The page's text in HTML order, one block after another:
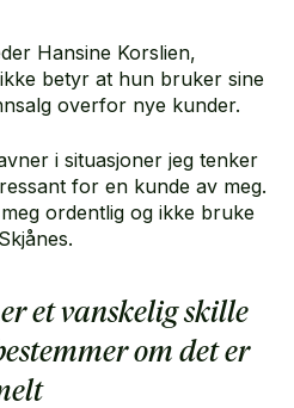
Hansine Korslien,
betyr at hun bruker sine
overfor nye kunder.
i situasjoner jeg tenker
for en kunde av meg.
ordentlig og ikke bruke
et vanskelig skille
om det er